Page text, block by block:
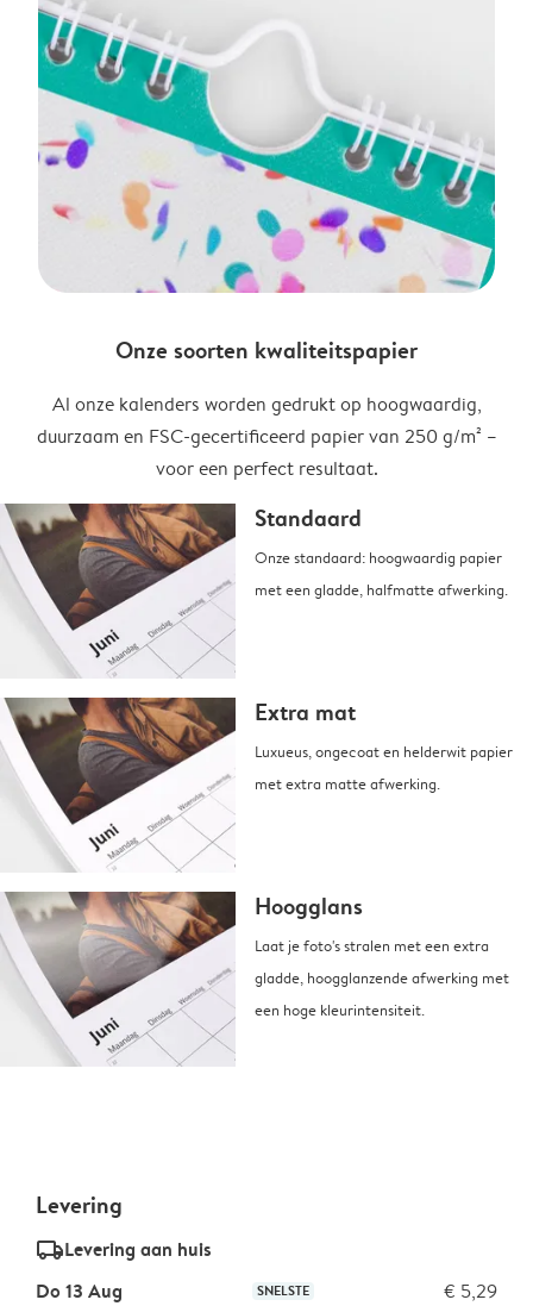
Onze soorten kwaliteitspapier
Al onze kalenders worden gedrukt op hoogwaardig,
duurzaam en FSC-gecertificeerd papier van 250 g/m² –
voor een perfect resultaat.
Standaard
Onze standaard: hoogwaardig papier
met een gladde, halfmatte afwerking.
Extra mat
Luxueus, ongecoat en helderwit papier
met extra matte afwerking.
Hoogglans
Laat je foto's stralen met een extra
gladde, hoogglanzende afwerking met
een hoge kleurintensiteit.
Levering
delivery_standard_v2Levering aan huis
Do 13 Aug
SNELSTE € 5,29